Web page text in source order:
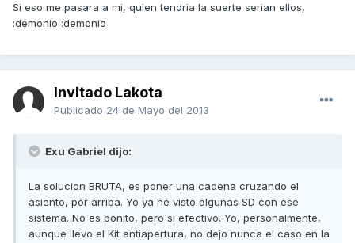
Si eso me pasara a mi, quien tendria la suerte serian ellos,
:demonio :demonio
Invitado Lakota
Publicado 24 de Mayo del 2013
Exu Gabriel dijo:
La solucion BRUTA, es poner una cadena cruzando el
asiento, por arriba. Yo ya he visto algunas SD con ese
sistema. No es bonito, pero si efectivo. Yo, personalmente,
aunque llevo el Kit antiapertura, no dejo nunca el caso en la